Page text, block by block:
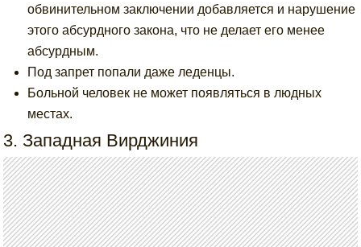
обвинительном заключении добавляется и нарушение
этого абсурдного закона, что не делает его менее
абсурдным.
Под запрет попали даже леденцы.
Больной человек не может появляться в людных
местах.
3. Западная Вирджиния